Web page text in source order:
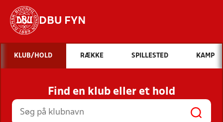
DBU FYN
Hvad vil du søge efter?
INDHOLD OG NYHEDER
STILLINGER, RESULTATER, KLUBBER OG
HOLD
KLUB/HOLD RÆKKE SPILLESTED KAMP
Find en klub eller et hold